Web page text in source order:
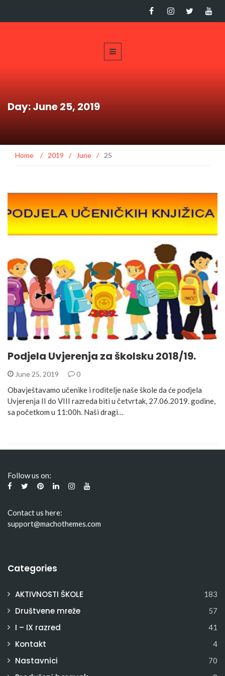
Day: June 25, 2019
Home / 2019 / June / 25
Podjela Uvjerenja za školsku 2018/19.
June 25, 2019 0
Obavještavamo učenike i roditelje naše škole da će podjela
Uvjerenja II do VIII razreda biti u četvrtak, 27.06.2019. godine,
sa početkom u 11:00h. Naši dragi…
Follow us on:
Contact us here:
support@machothemes.com
Categories
AKTIVNOSTI ŠKOLE 183
Društvene mreže 57
I – IX razred 41
Kontakt 4
Nastavnici 70